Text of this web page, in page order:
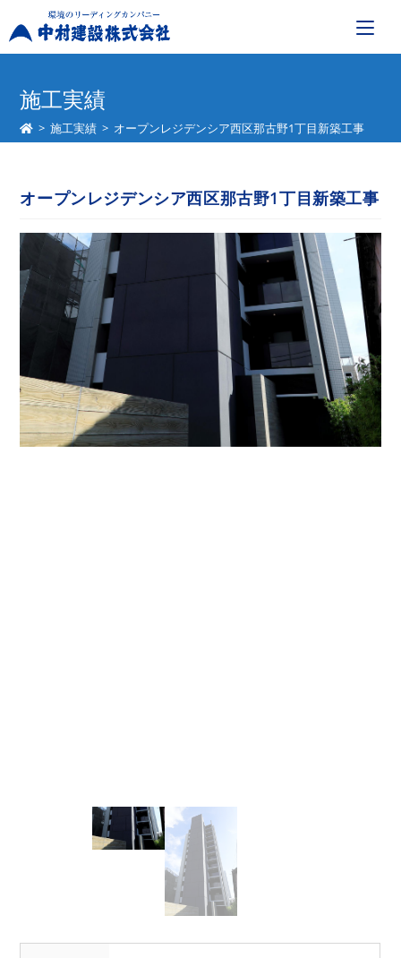
施工実績
> 施工実績 > オープンレジデンシア西区那古野1丁目新築工事
オープンレジデンシア西区那古野1丁目新築工事